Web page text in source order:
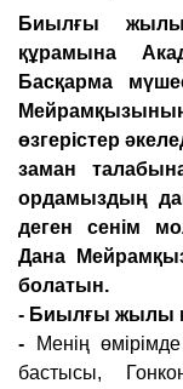
Биылғы жылы
құрамына
Басқарма
Мейрамқызының
өзгерістер
заман
ордамыздың
деген сенім
Дана
болатын.
- Биылғы жылы
-
Менің
бастысы,